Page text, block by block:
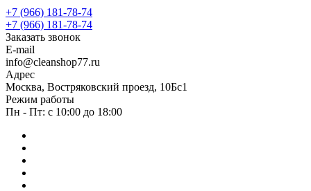
+7 (966) 181-78-74
+7 (966) 181-78-74
Заказать звонок
E-mail
info@cleanshop77.ru
Адрес
Москва, Востряковский проезд, 10Бс1
Режим работы
Пн - Пт: с 10:00 до 18:00